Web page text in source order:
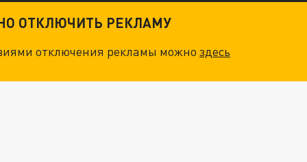
НА ГЕНЕРАЛОВ ОХОТЯТСЯ "ЖИВЫЕ ДРОНЫ"
ОТКЛЮЧИТЬ РЕКЛАМУ
отключения рекламы можноздесь